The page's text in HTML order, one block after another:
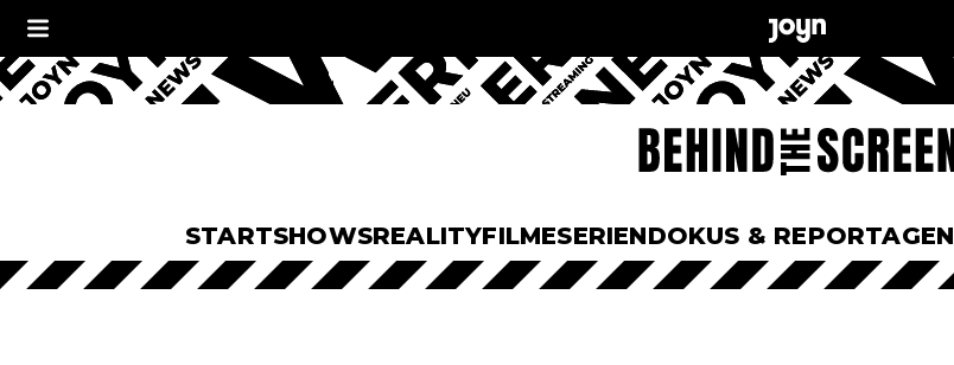
STARTSHOWSREALITYFILMESERIENDOKUS & REPORTAGEN